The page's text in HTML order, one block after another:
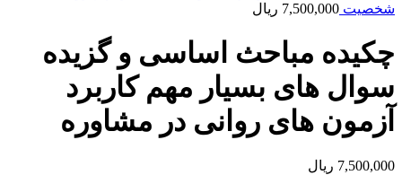
شخصیت 7,500,000 ریال
چکیده مباحث اساسی و گزیده
سوال های بسیار مهم کاربرد
آزمون های روانی در مشاوره
7,500,000 ریال